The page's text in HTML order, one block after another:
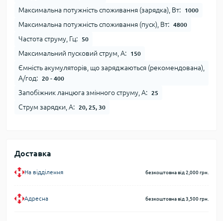
Максимальна потужність споживання (зарядка), Вт: 1000
Максимальна потужність споживання (пуск), Вт: 4800
Частота струму, Гц: 50
Максимальний пусковий струм, А: 150
Ємність акумуляторів, що заряджаються (рекомендована),
А/год:
20 - 400
Запобіжник ланцюга змінного струму, А: 25
Струм зарядки, А: 20, 25, 30
Доставка
На відділення безкоштовна від 2,000 грн.
Адресна безкоштовна від 3,500 грн.